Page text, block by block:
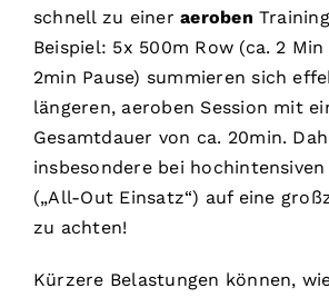
schnell zu eineraeroben
Beispiel: 5x 500m Row (ca. 2
2min Pause) summieren sich
längeren, aeroben Session mit
Gesamtdauer von ca. 20min.
insbesondere bei
(„All-Out Einsatz“) auf eine
zu achten!
Kürzere Belastungen können,